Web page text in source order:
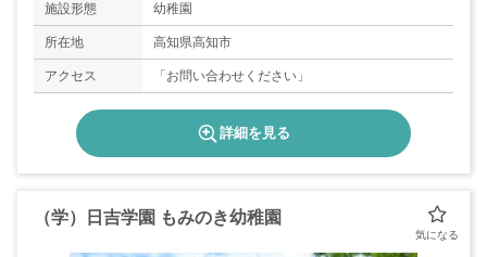
施設形態 幼稚園
所在地 高知県高知市
アクセス 「お問い合わせください」
詳細を見る
（学）日吉学園 もみのき幼稚園